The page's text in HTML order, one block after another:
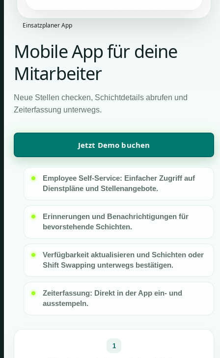
Einsatzplaner App
Mobile App für deine
Mitarbeiter
Neue Stellen checken, Schichtdetails abrufen und
Zeiterfassung unterwegs.
Jetzt Demo buchen
Employee Self-Service: Einfacher Zugriff auf
Dienstpläne und Stellenangebote.
Erinnerungen und Benachrichtigungen für
bevorstehende Schichten.
Verfügbarkeit aktualisieren und Schichten oder
Shift Swapping unterwegs bestätigen.
Zeiterfassung: Direkt in der App ein- und
ausstempeln.
1